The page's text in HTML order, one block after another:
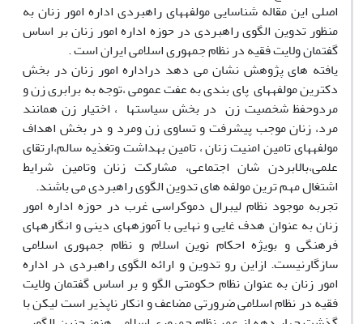
اصلی این مقاله شناسایی مولفه­های راهبردی اداره امور زنان به
منظور تدوین الگوی راهبردی در حوزه اداره امور زنان بر اساس
گفتمان ولایت فقیه در نظام جمهوری اسلامی ایران است .
یافته های پژوهش نشان می دهد دراداره امور زنان در بخش
دکترین مولفه­های پای بندی به عفت عمومی ،توجه به برابری زن و
مردوحفظ شخصیت زن در بخش سیاست­ها ، اختیار زن همانند
مرد، زنان موجب پیشرفت و تساوی زن ومرد و در بخش اهداف
مولفه­های تامین امنیت زنان ، تامین بهداشت وتغذیه سالم،ارتقای
علمی،بالابردن شان اجتماعی، مشارکت زنان وتامین شرایط
اشتغال مهم ترین مولفه های تدوین الگوی راهبردی می باشند.
تجربه موجود نظام لیبرال دموکراسی غرب در حوزه اداره امور
زنان به عنوان هدف غایی و نهایی با آموزه­های دینی و انگاره­های
فرهنگی و بویژه احکام نوین اسلام و نظام جمهوری اسلامی
سازگارنیست. ازاین رو تدوین و ارائه الگوی راهبردی در اداره
امور زنان به عنوان نظام حکومتی الگو و بر اساس گفتمان ولایت
فقیه در نظام اسلامی ضرورتی مضاعف و انکار ناپذیر است لیکن با